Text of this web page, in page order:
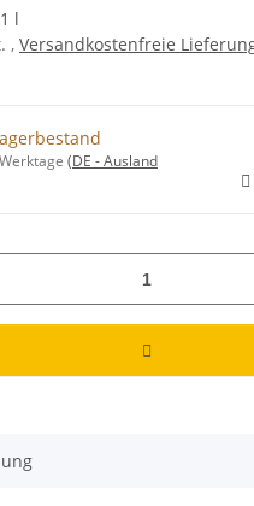
l
, Versandkostenfreie
(DE - Ausland